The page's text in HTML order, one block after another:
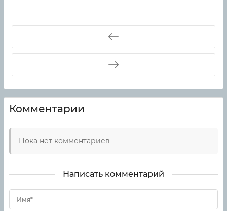
Комментарии
Пока нет комментариев
Написать комментарий
Имя*